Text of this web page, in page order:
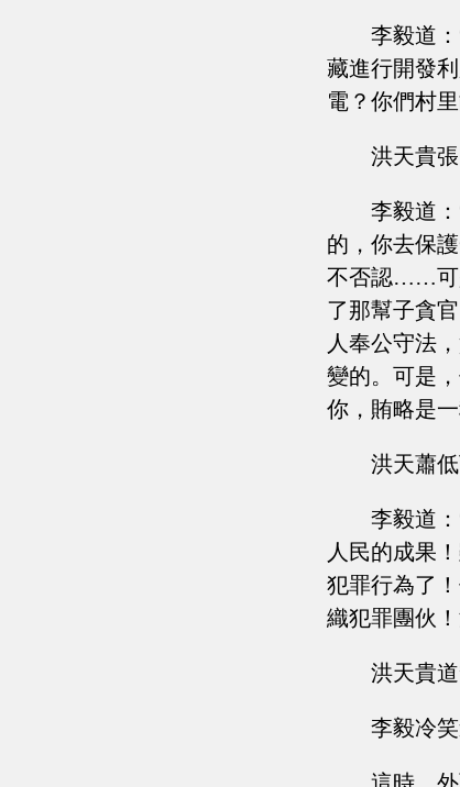
李毅道
藏進行開發
電？你們村
洪天貴
李毅道
的，你去保
不否認……可
了那幫子貪
人奉公守法
變的。可是
你，賄略是
洪天蕭
李毅道
人民的成果
犯罪行為了
織犯罪團伙
洪天貴
李毅冷